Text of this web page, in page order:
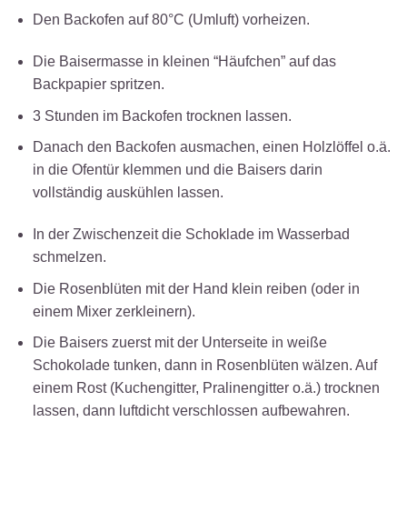
Den Backofen auf 80°C (Umluft) vorheizen.
Die Baisermasse in kleinen “Häufchen” auf das
Backpapier spritzen.
3 Stunden im Backofen trocknen lassen.
Danach den Backofen ausmachen, einen Holzlöffel o.ä.
in die Ofentür klemmen und die Baisers darin
vollständig auskühlen lassen.
In der Zwischenzeit die Schoklade im Wasserbad
schmelzen.
Die Rosenblüten mit der Hand klein reiben (oder in
einem Mixer zerkleinern).
Die Baisers zuerst mit der Unterseite in weiße
Schokolade tunken, dann in Rosenblüten wälzen. Auf
einem Rost (Kuchengitter, Pralinengitter o.ä.) trocknen
lassen, dann luftdicht verschlossen aufbewahren.